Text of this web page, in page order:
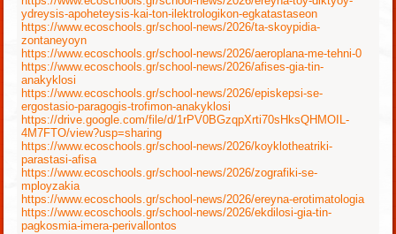
ydreysis-apoheteysis-kai-ton-ilektrologikon-egkatastaseon
https://www.ecoschools.gr/school-news/2026/ta-skoypidia-
zontaneyoyn
https://www.ecoschools.gr/school-news/2026/aeroplana-me-tehni-0
https://www.ecoschools.gr/school-news/2026/afises-gia-tin-
anakyklosi
https://www.ecoschools.gr/school-news/2026/episkepsi-se-
ergostasio-paragogis-trofimon-anakyklosi
https://drive.google.com/file/d/1rPV0BGzqpXrti70sHksQHMOIL-
4M7FTO/view?usp=sharing
https://www.ecoschools.gr/school-news/2026/koyklotheatriki-
parastasi-afisa
https://www.ecoschools.gr/school-news/2026/zografiki-se-
mployzakia
https://www.ecoschools.gr/school-news/2026/ereyna-erotimatologia
https://www.ecoschools.gr/school-news/2026/ekdilosi-gia-tin-
pagkosmia-imera-perivallontos